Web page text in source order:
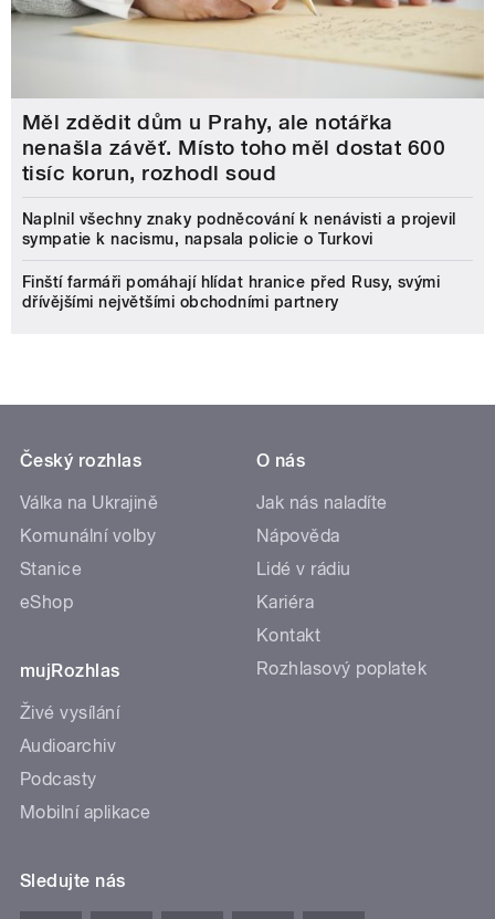
Měl zdědit dům u Prahy, ale notářka
nenašla závěť. Místo toho měl dostat 600
tisíc korun, rozhodl soud
Naplnil všechny znaky podněcování k nenávisti a projevil
sympatie k nacismu, napsala policie o Turkovi
Finští farmáři pomáhají hlídat hranice před Rusy, svými
dřívějšími největšími obchodními partnery
Český rozhlas
Válka na Ukrajině
Komunální volby
Stanice
eShop
mujRozhlas
Živé vysílání
Audioarchiv
Podcasty
Mobilní aplikace
O nás
Jak nás naladíte
Nápověda
Lidé v rádiu
Kariéra
Kontakt
Rozhlasový poplatek
Sledujte nás